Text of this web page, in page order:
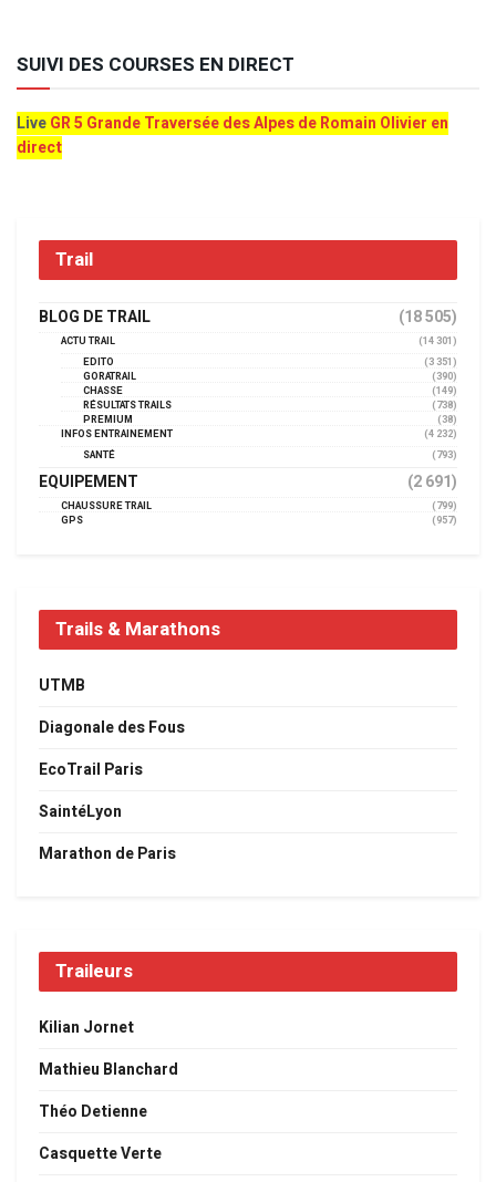
SUIVI DES COURSES EN DIRECT
LiveGR 5 Grande Traversée des Alpes de Romain Olivier en
direct
Trail
BLOG DE TRAIL (18 505)
ACTU TRAIL
(14 301)
EDITO
(3 351)
GORATRAIL
(390)
CHASSE
(149)
RÉSULTATS TRAILS
(738)
PREMIUM
(38)
INFOS ENTRAINEMENT
(4 232)
SANTÉ
(793)
EQUIPEMENT (2 691)
CHAUSSURE TRAIL
(799)
GPS
(957)
Trails & Marathons
UTMB
Diagonale des Fous
EcoTrail Paris
SaintéLyon
Marathon de Paris
Traileurs
Kilian Jornet
Mathieu Blanchard
Théo Detienne
Casquette Verte